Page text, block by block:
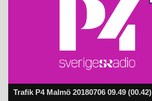
Trafik P4 Malmö 20180706 09.49 (00.42)